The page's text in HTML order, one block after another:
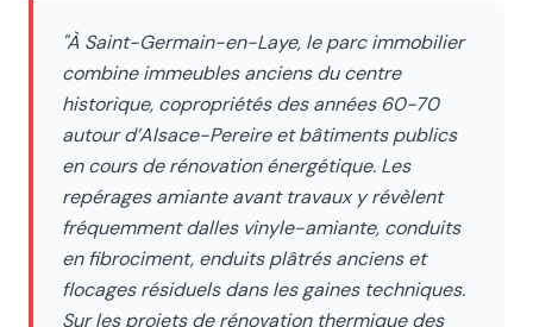
"À Saint-Germain-en-Laye, le parc immobilier
combine immeubles anciens du centre
historique, copropriétés des années 60-70
autour d’Alsace-Pereire et bâtiments publics
en cours de rénovation énergétique. Les
repérages amiante avant travaux y révèlent
fréquemment dalles vinyle-amiante, conduits
en fibrociment, enduits plâtrés anciens et
flocages résiduels dans les gaines techniques.
Sur les projets de rénovation thermique des